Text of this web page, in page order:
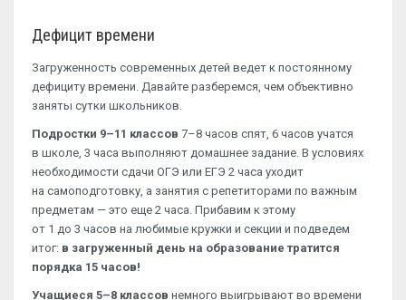
Дефицит времени
Загруженность современных детей ведет к постоянному
дефициту времени. Давайте разберемся, чем объективно
заняты сутки школьников.
Подростки 9–11 классов 7–8 часов спят, 6 часов учатся
в школе, 3 часа выполняют домашнее задание. В условиях
необходимости сдачи ОГЭ или ЕГЭ 2 часа уходит
на самоподготовку, а занятия с репетиторами по важным
предметам — это еще 2 часа. Прибавим к этому
от 1 до 3 часов на любимые кружки и секции и подведем
итог: в загруженный день на образование тратится
порядка 15 часов!
Учащиеся 5–8 классов немного выигрывают во времени